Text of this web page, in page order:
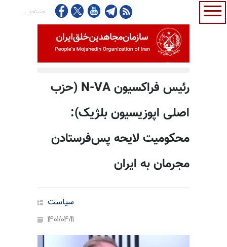
رئیس فراکسیون N-VA (حزب
اصلی اپوزیسیون بلژیک):
محکومیت لایحه پس‌فرستادن
مجرمان به ایران
سیاست
1401/04/11